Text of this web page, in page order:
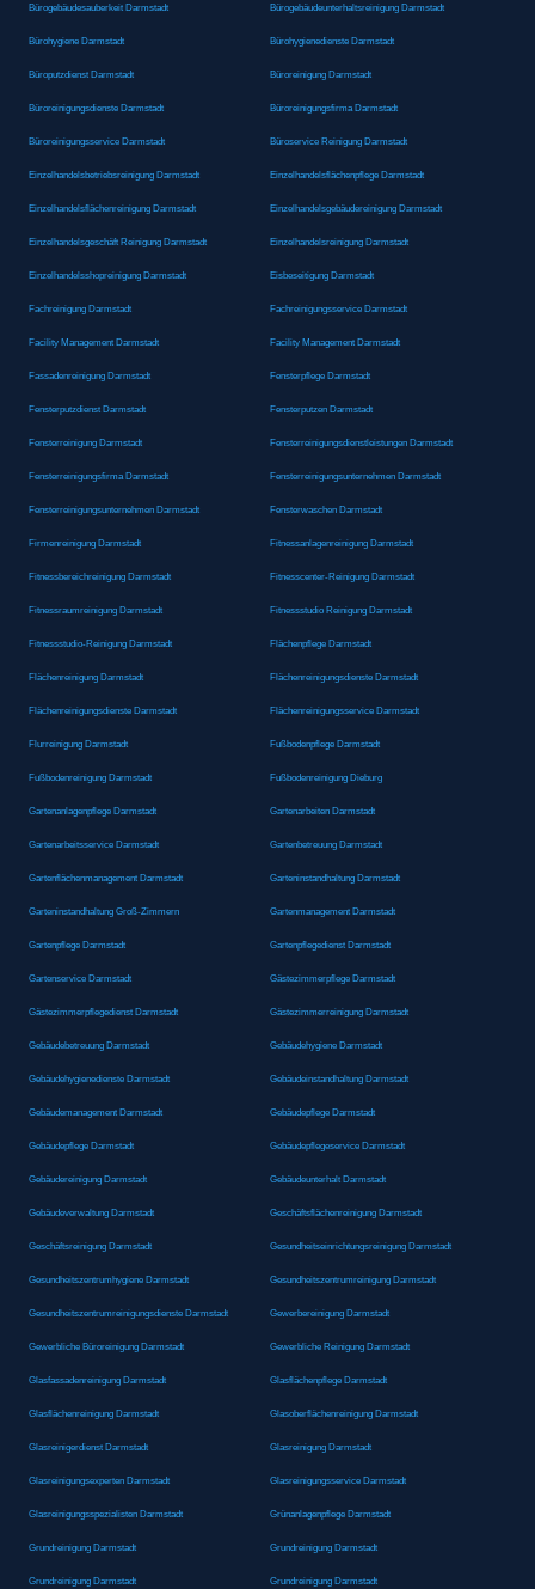
Bürogebäudesauberkeit Darmstadt Bürogebäudeunterhaltsreinigung Darmstadt
Bürohygiene Darmstadt Bürohygienedienste Darmstadt
Büroputzdienst Darmstadt Büroreinigung Darmstadt
Büroreinigungsdienste Darmstadt Büroreinigungsfirma Darmstadt
Büroreinigungsservice Darmstadt Büroservice Reinigung Darmstadt
Einzelhandelsbetriebsreinigung Darmstadt Einzelhandelsflächenpflege Darmstadt
Einzelhandelsflächenreinigung Darmstadt Einzelhandelsgebäudereinigung Darmstadt
Einzelhandelsgeschäft Reinigung Darmstadt Einzelhandelsreinigung Darmstadt
Einzelhandelsshopreinigung Darmstadt Eisbeseitigung Darmstadt
Fachreinigung Darmstadt Fachreinigungsservice Darmstadt
Facility Management Darmstadt Facility Management Darmstadt
Fassadenreinigung Darmstadt Fensterpflege Darmstadt
Fensterputzdienst Darmstadt Fensterputzen Darmstadt
Fensterreinigung Darmstadt Fensterreinigungsdienstleistungen Darmstadt
Fensterreinigungsfirma Darmstadt Fensterreinigungsunternehmen Darmstadt
Fensterreinigungsunternehmen Darmstadt Fensterwaschen Darmstadt
Firmenreinigung Darmstadt Fitnessanlagenreinigung Darmstadt
Fitnessbereichreinigung Darmstadt Fitnesscenter-Reinigung Darmstadt
Fitnessraumreinigung Darmstadt Fitnessstudio Reinigung Darmstadt
Fitnessstudio-Reinigung Darmstadt Flächenpflege Darmstadt
Flächenreinigung Darmstadt Flächenreinigungsdienste Darmstadt
Flächenreinigungsdienste Darmstadt Flächenreinigungsservice Darmstadt
Flurreinigung Darmstadt Fußbodenpflege Darmstadt
Fußbodenreinigung Darmstadt Fußbodenreinigung Dieburg
Gartenanlagenpflege Darmstadt Gartenarbeiten Darmstadt
Gartenarbeitsservice Darmstadt Gartenbetreuung Darmstadt
Gartenflächenmanagement Darmstadt Garteninstandhaltung Darmstadt
Garteninstandhaltung Groß-Zimmern Gartenmanagement Darmstadt
Gartenpflege Darmstadt Gartenpflegedienst Darmstadt
Gartenservice Darmstadt Gästezimmerpflege Darmstadt
Gästezimmerpflegedienst Darmstadt Gästezimmerreinigung Darmstadt
Gebäudebetreuung Darmstadt Gebäudehygiene Darmstadt
Gebäudehygienedienste Darmstadt Gebäudeinstandhaltung Darmstadt
Gebäudemanagement Darmstadt Gebäudepflege Darmstadt
Gebäudepflege Darmstadt Gebäudepflegeservice Darmstadt
Gebäudereinigung Darmstadt Gebäudeunterhalt Darmstadt
Gebäudeverwaltung Darmstadt Geschäftsflächenreinigung Darmstadt
Geschäftsreinigung Darmstadt Gesundheitseinrichtungsreinigung Darmstadt
Gesundheitszentrumhygiene Darmstadt Gesundheitszentrumreinigung Darmstadt
Gesundheitszentrumreinigungsdienste Darmstadt Gewerbereinigung Darmstadt
Gewerbliche Büroreinigung Darmstadt Gewerbliche Reinigung Darmstadt
Glasfassadenreinigung Darmstadt Glasflächenpflege Darmstadt
Glasflächenreinigung Darmstadt Glasoberflächenreinigung Darmstadt
Glasreinigerdienst Darmstadt Glasreinigung Darmstadt
Glasreinigungsexperten Darmstadt Glasreinigungsservice Darmstadt
Glasreinigungsspezialisten Darmstadt Grünanlagenpflege Darmstadt
Grundreinigung Darmstadt Grundreinigung Darmstadt
Grundreinigung Darmstadt Grundreinigung Darmstadt